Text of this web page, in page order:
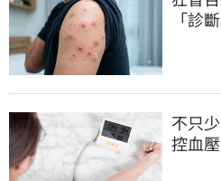
「診
不只
控血